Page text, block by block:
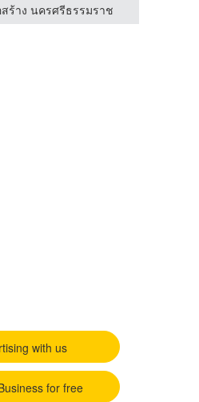
าง นครศรีธรรมราช
with us
for free